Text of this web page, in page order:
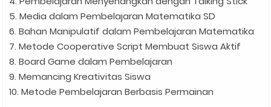
5. Media dalam Pembelajaran Matematika SD
6. Bahan Manipulatif dalam Pembelajaran Matematika
7. Metode Cooperative Script Membuat Siswa Aktif
8. Board Game dalam Pembelajaran
9. Memancing Kreativitas Siswa
10. Metode Pembelajaran Berbasis Permainan